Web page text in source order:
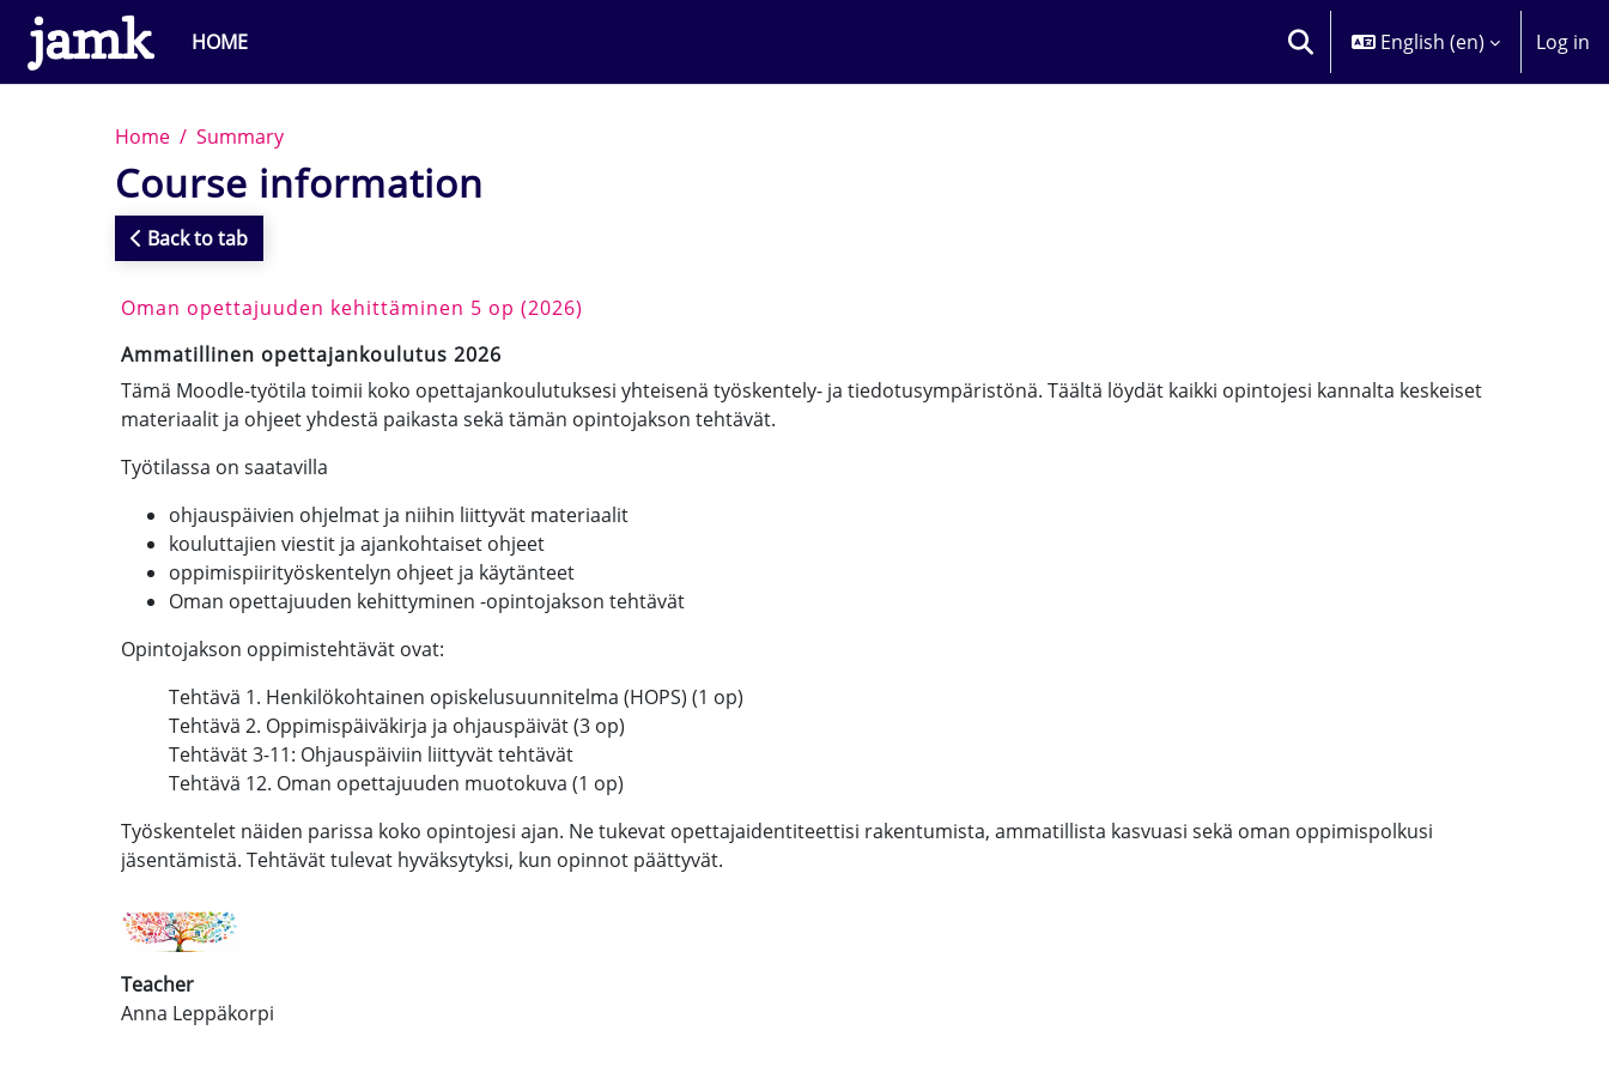
Skip to main content
HOME
TOGGLE SEARCH INPUT
English ‎(en)‎ Log in
Home Summary
Course information
Back to tab
Oman opettajuuden kehittäminen 5 op (2026)
Ammatillinen opettajankoulutus 2026
Tämä Moodle-työtila toimii koko opettajankoulutuksesi yhteisenä työskentely- ja tiedotusympäristönä. Täältä löydät kaikki opintojesi kannalta keskeiset
materiaalit ja ohjeet yhdestä paikasta sekä tämän opintojakson tehtävät.
Työtilassa on saatavilla
ohjauspäivien ohjelmat ja niihin liittyvät materiaalit
kouluttajien viestit ja ajankohtaiset ohjeet
oppimispiirityöskentelyn ohjeet ja käytänteet
Oman opettajuuden kehittyminen -opintojakson tehtävät
Opintojakson oppimistehtävät ovat:
Tehtävä 1. Henkilökohtainen opiskelusuunnitelma (HOPS) (1 op)
Tehtävä 2. Oppimispäiväkirja ja ohjauspäivät (3 op)
Tehtävät 3-11: Ohjauspäiviin liittyvät tehtävät
Tehtävä 12. Oman opettajuuden muotokuva (1 op)
Työskentelet näiden parissa koko opintojesi ajan. Ne tukevat opettajaidentiteettisi rakentumista, ammatillista kasvuasi sekä oman oppimispolkusi
jäsentämistä. Tehtävät tulevat hyväksytyksi, kun opinnot päättyvät.
Teacher
Anna Leppäkorpi